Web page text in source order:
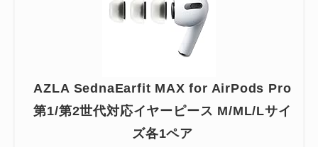
AZLA SednaEarfit MAX for AirPods Pro
第1/第2世代対応イヤーピース M/ML/Lサイ
ズ各1ペア